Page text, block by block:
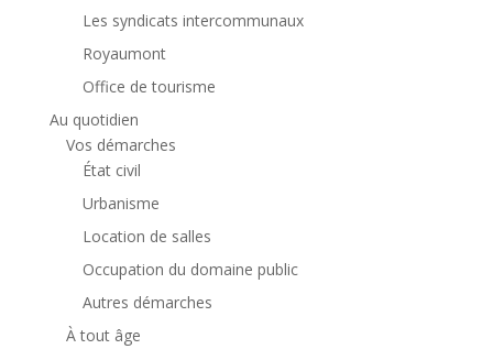
Les syndicats intercommunaux
Royaumont
Office de tourisme
Au quotidien
Vos démarches
État civil
Urbanisme
Location de salles
Occupation du domaine public
Autres démarches
À tout âge